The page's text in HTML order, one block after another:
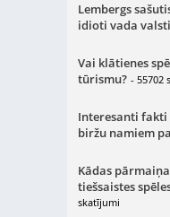
Lembergs
idioti vada
Vai klātienes
tūrismu? - 55702
Interesanti fakti
biržu namiem
Kādas
tiešsaistes
skatījumi